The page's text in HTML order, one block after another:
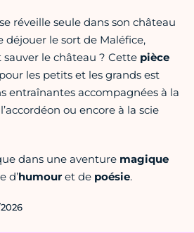
réveille seule dans son château
déjouer le sort de Maléfice,
le château ? Cette pièce
pour les petits et les grands est
entraînantes accompagnées à la
ou encore à la scie
dans une aventure magique
d’humouret de poésie.